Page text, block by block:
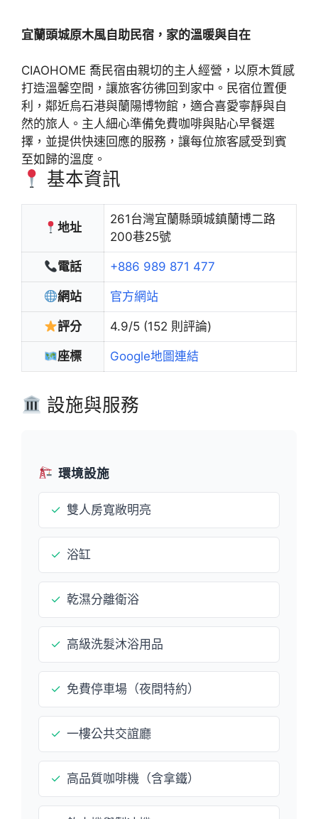
宜蘭頭城原木風自助民宿，家的溫暖與自在
CIAOHOME 喬民宿由親切的主人經營，以原木質感
打造溫馨空間，讓旅客彷彿回到家中。民宿位置便
利，鄰近烏石港與蘭陽博物館，適合喜愛寧靜與自
然的旅人。主人細心準備免費咖啡與貼心早餐選
擇，並提供快速回應的服務，讓每位旅客感受到賓
至如歸的溫度。
基本資訊
地址
261台灣宜蘭縣頭城鎮蘭博二路
200巷25號
電話 +886 989 871 477
網站 官方網站
評分 4.9/5 (152 則評論)
座標 Google地圖連結
設施與服務
環境設施
✓ 雙人房寬敞明亮
✓ 浴缸
✓ 乾濕分離衛浴
✓ 高級洗髮沐浴用品
✓ 免費停車場（夜間特約）
✓ 一樓公共交誼廳
✓ 高品質咖啡機（含拿鐵）